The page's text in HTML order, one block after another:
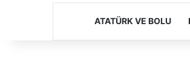
ATATÜRK VE BOLU